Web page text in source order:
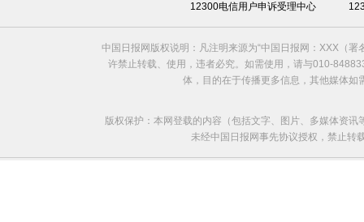
12300电信用户申诉受理中心
中国日报网版权说明：凡注明来源为“中国日报网：XXX（
许禁止转载、使用，违者必究。如需使用，请与010-
体，目的在于传播更多信息，其他媒体
版权保护：本网登载的内容（包括文字、图片、多媒体资
未经中国日报网事先协议授权，禁止转